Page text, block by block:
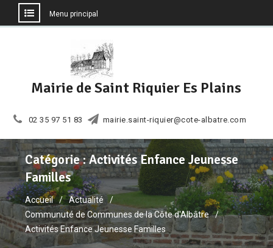
Menu principal
Mairie de Saint Riquier Es Plains
02 35 97 51 83 mairie.saint-riquier@cote-albatre.com
Catégorie :Activités Enfance Jeunesse
Familles
Accueil
Actualité
Communuté de Communes de la Côte d'Albâtre
Activités Enfance Jeunesse Familles